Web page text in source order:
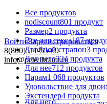
Войти/Зарегистрироваться
8(800)511-55-69
info@provibrator.ru
Для него
Все продуктов
nodiscount801 продукт
Размер2 продукта
Все для секса187
Двойной страпон3
Для него324 продукта
Для нее712 продуктов
Парам1 068 продуктов
Удовольствие для
Экстендер4 продукта